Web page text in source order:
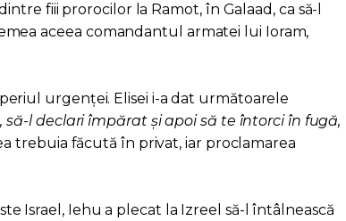
fiii prorocilor la Ramot, în Galaad, ca să-l
aceea comandantul armatei lui Ioram,
urgenței. Elisei i-a dat următoarele
l declari împărat și apoi să te întorci în fugă,
trebuia făcută în privat, iar proclamarea
Israel, Iehu a plecat la Izreel să-l întâlnească